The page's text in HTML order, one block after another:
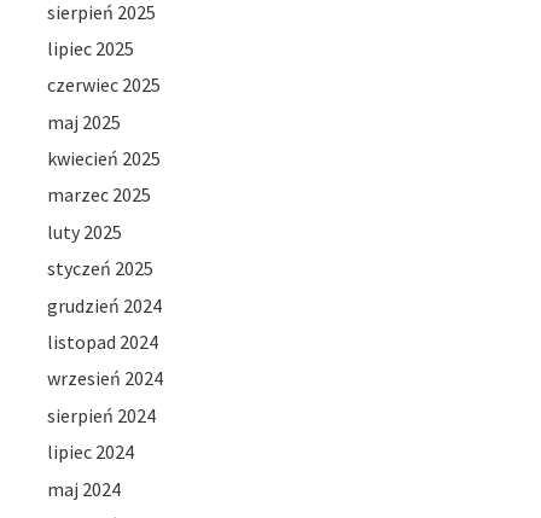
sierpień 2025
lipiec 2025
czerwiec 2025
maj 2025
kwiecień 2025
marzec 2025
luty 2025
styczeń 2025
grudzień 2024
listopad 2024
wrzesień 2024
sierpień 2024
lipiec 2024
maj 2024